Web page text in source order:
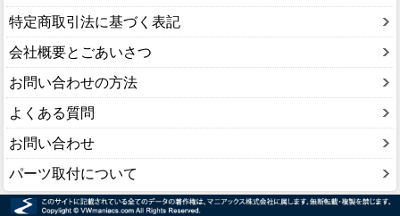
特定商取引法に基づく表記
会社概要とごあいさつ
お問い合わせの方法
よくある質問
お問い合わせ
パーツ取付について